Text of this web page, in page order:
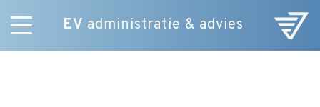
EV administratie & advies
Skip